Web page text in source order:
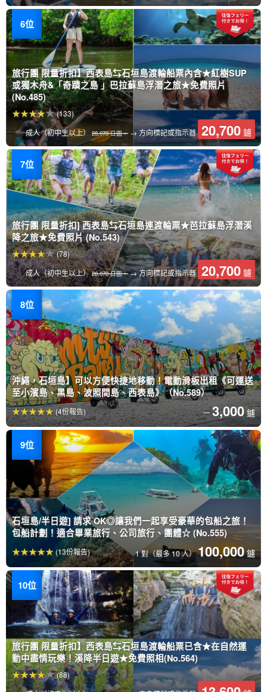
旅行團 限量折扣】西表島⇆石垣島渡輪船票內含★紅樹SUP
或獨木舟&「奇蹟之島 」巴拉蘇島浮潛之旅★免費照片
(No.485)
成人（初中生以上） 28,070 日圓。 → 方向標記或指示器 20,700 鑢
(133)
旅行團 限量折扣] 西表島⇆石垣島連渡輪票★芭拉蘇島浮潛溪
降之旅★免費照片 (No.543)
成人（初中生以上）28,070 日圓。→ 方向標記或指示器 20,700 鑢
(78)
沖繩，石垣島】可以方便快捷地移動！電動滑板出租《可運送
至小濱島、黑島、波照間島、西表島》（No.589）
一3,000 鑢
(4份報告)
石垣島/半日遊] 請求 OK◎讓我們一起享受豪華的包船之旅！
包船計劃！適合畢業旅行、公司旅行、團體☆ (No.555)
1 對（最多 10 人）100,000 鑢
(13份報告)
旅行團 限量折扣】西表島⇆石垣島渡輪船票已含★在自然運
動中盡情玩樂！溪降半日遊★免費照相(No.564)
(88)